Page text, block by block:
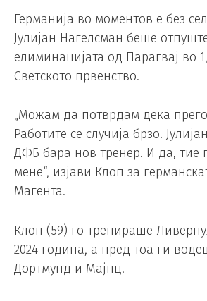
Германија во моментов е без
Јулијан Нагелсман беше
елиминацијата од Парагвај во
Светското првенство.
„Можам да потврдам дека
Работите се случија брзо.
ДФБ бара нов тренер. И да, тие
мене“, изјави Клоп за
Магента.
Клоп (59) го тренираше
2024 година, а пред тоа ги
Дортмунд и Мајнц.